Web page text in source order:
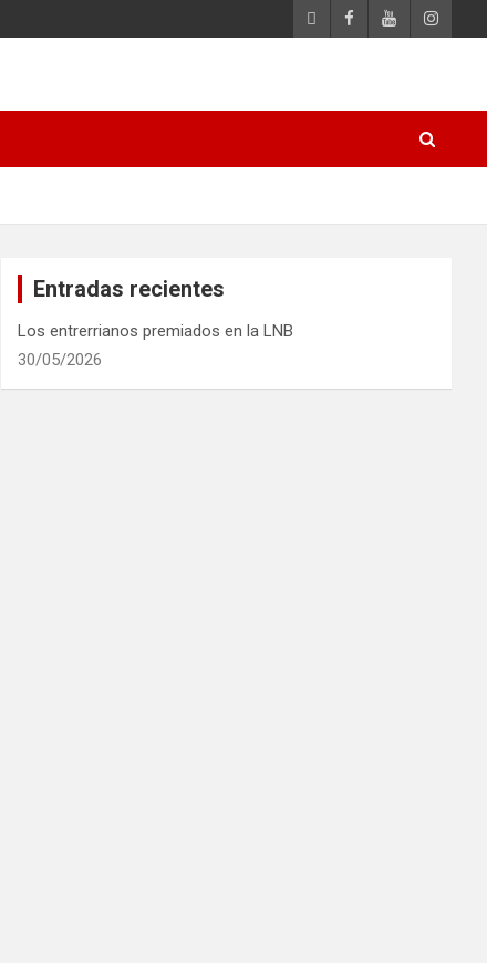
Entradas recientes
Los entrerrianos premiados en la LNB
30/05/2026